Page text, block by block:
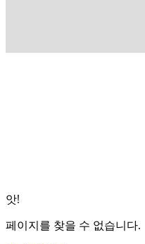
앗!
페이지를 찾을 수 없습니다.